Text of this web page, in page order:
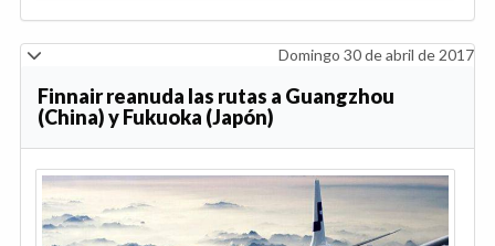
Domingo 30 de abril de 2017
Finnair reanuda las rutas a Guangzhou
(China) y Fukuoka (Japón)